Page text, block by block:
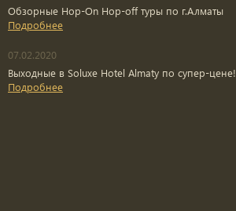
Обзорные Hop-On Hop-off туры по г.Алматы
Подробнее
07.02.2020
Выходные в Soluxe Hotel Almaty по супер-цене!
Подробнее